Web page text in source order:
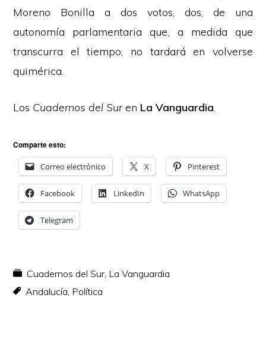
Moreno Bonilla a dos votos, dos, de una
autonomía parlamentaria que, a medida que
transcurra el tiempo, no tardará en volverse
quimérica.
Los Cuadernos del Suren La Vanguardia.
Comparte esto:
Correo electrónico X Pinterest
Facebook LinkedIn WhatsApp
Telegram
Cuadernos del Sur, La Vanguardia
Andalucía, Política